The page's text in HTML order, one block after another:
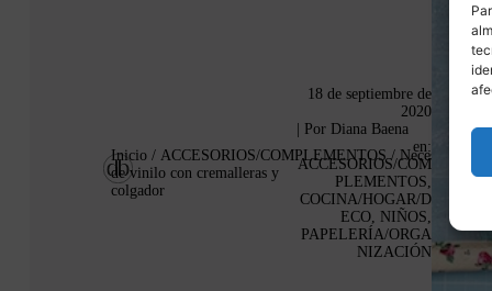
Inicio / ACCESORIOS/COMPLEMENTOS/ Neceser
de vinilo con cremalleras y
colgador
18 de septiembre de
2020
| Por Diana Baena
en:
ACCESORIOS/COM
PLEMENTOS
COCINA/HOGAR/D
ECO NIÑOS
PAPELERÍA/ORGA
NIZACIÓN